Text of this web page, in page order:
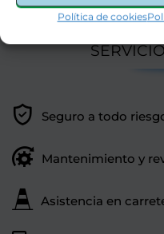
Política de cookies
Seguro a todo
Mantenimiento y
Asistencia en